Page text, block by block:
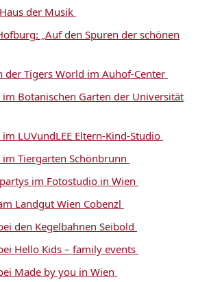
der Musik
„Auf den Spuren der schönen
der Tigers World im Auhof-Center
Botanischen Garten der Universität
LUVundLEE Eltern-Kind-Studio
Tiergarten Schönbrunn
im Fotostudio in Wien
Landgut Wien Cobenzl
den Kegelbahnen Seibold
Hello Kids – family events
Made by you in Wien